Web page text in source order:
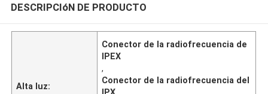
DESCRIPCIóN DE PRODUCTO
Alta luz:
Conector de la radiofrecuencia de
IPEX
,
Conector de la radiofrecuencia del
IPX